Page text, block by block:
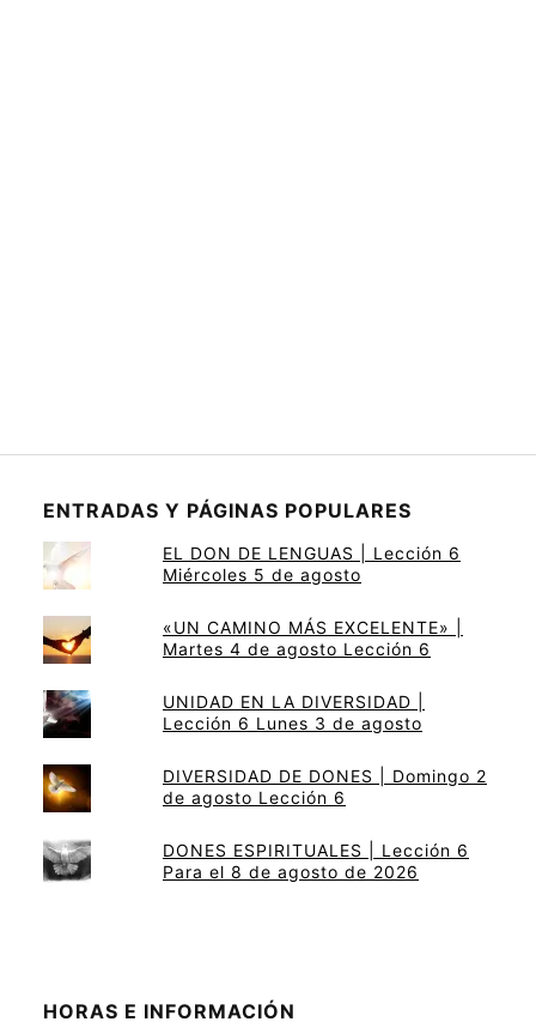
ENTRADAS Y PÁGINAS POPULARES
EL DON DE LENGUAS | Lección 6
Miércoles 5 de agosto
«UN CAMINO MÁS EXCELENTE» |
Martes 4 de agosto Lección 6
UNIDAD EN LA DIVERSIDAD |
Lección 6 Lunes 3 de agosto
DIVERSIDAD DE DONES | Domingo 2
de agosto Lección 6
DONES ESPIRITUALES | Lección 6
Para el 8 de agosto de 2026
HORAS E INFORMACIÓN